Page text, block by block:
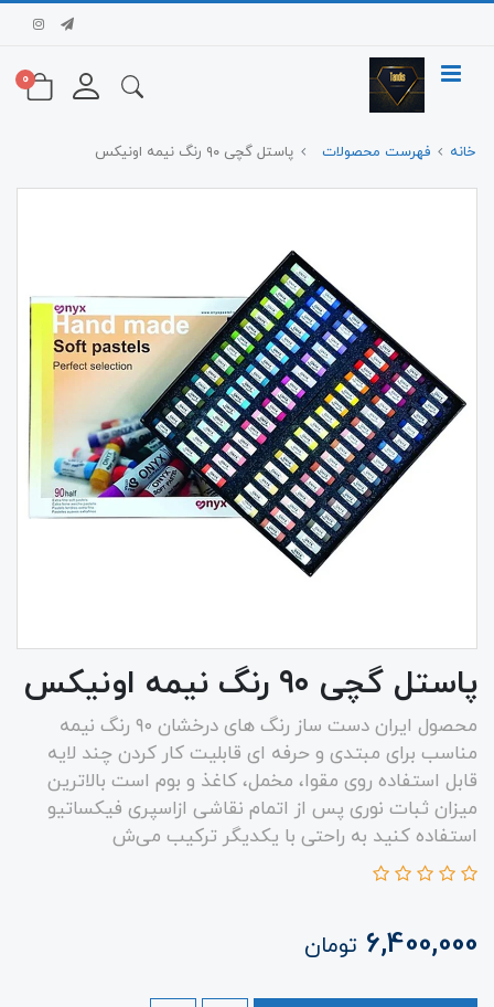
0
خانه فهرست محصولات پاستل گچی ۹۰ رنگ نیمه اونیکس
پاستل گچی ۹۰ رنگ نیمه اونیکس
محصول ایران دست ساز رنگ های درخشان ۹۰ رنگ‌ نیمه
مناسب برای مبتدی و حرفه ای قابلیت کار کردن چند لایه
قابل استفاده روی مقوا، مخمل، کاغذ و بوم است بالاترین
میزان ثبات نوری پس از اتمام نقاشی ازاسپری فیکساتیو
استفاده کنید به راحتی با یکدیگر ترکیب می‌ش
6,400,000 تومان